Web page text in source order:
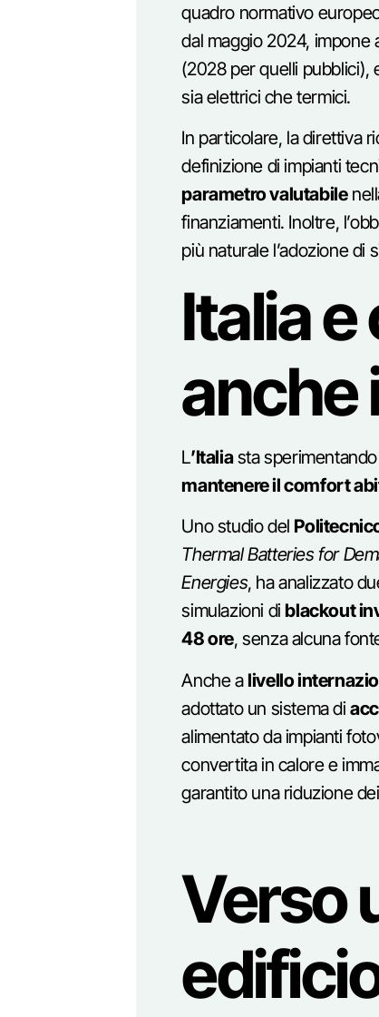
quadro normativo
dal maggio 2024, impone
(2028 per quelli pubblici),
sia elettrici che termici.
In particolare, la direttiva
definizione di impianti
parametro valutabile
finanziamenti. Inoltre,
più naturale l’adozione
Italia
anche
L’Italiasta sperimentando
mantenere il comfort
Uno studio del
Thermal Batteries for
Energies, ha analizzato
simulazioni diblackout
48 ore, senza alcuna
Anche alivello
adottato un sistema di
alimentato da impianti
convertita in calore e
garantito una riduzione
Verso